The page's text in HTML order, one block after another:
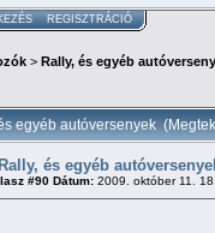
REGISZTRÁCIÓ
> Rally, és egyéb
egyéb autóversenyek
és egyéb
#90 Dátum: 2009. október 11.